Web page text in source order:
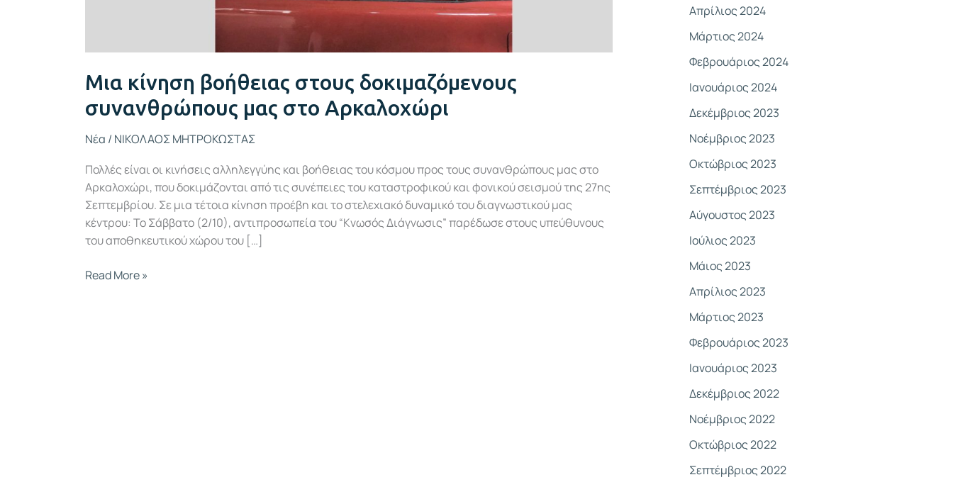
Μια κίνηση βοήθειας στους δοκιμαζόμενους
συνανθρώπους μας στο Αρκαλοχώρι
Νέα / ΝΙΚΟΛΑΟΣ ΜΗΤΡΟΚΩΣΤΑΣ
Πολλές είναι οι κινήσεις αλληλεγγύης και βοήθειας του κόσμου προς τους συνανθρώπους μας στο
Αρκαλοχώρι, που δοκιμάζονται από τις συνέπειες του καταστροφικού και φονικού σεισμού της 27ης
Σεπτεμβρίου. Σε μια τέτοια κίνηση προέβη και το στελεχιακό δυναμικό του διαγνωστικού μας
κέντρου: Το Σάββατο (2/10), αντιπροσωπεία του “Κνωσός Διάγνωσις” παρέδωσε στους υπεύθυνους
του αποθηκευτικού χώρου του […]
Read More »
Απρίλιος 2024
Μάρτιος 2024
Φεβρουάριος 2024
Ιανουάριος 2024
Δεκέμβριος 2023
Νοέμβριος 2023
Οκτώβριος 2023
Σεπτέμβριος 2023
Αύγουστος 2023
Ιούλιος 2023
Μάιος 2023
Απρίλιος 2023
Μάρτιος 2023
Φεβρουάριος 2023
Ιανουάριος 2023
Δεκέμβριος 2022
Νοέμβριος 2022
Οκτώβριος 2022
Σεπτέμβριος 2022